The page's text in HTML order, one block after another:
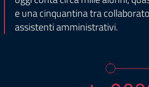
e una cinquantina tra
assistenti amministrativi.